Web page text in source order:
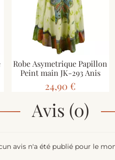
Robe Asymetrique Papillon
Peint main JK-293 Anis
24,90 €
Avis (0)
avis n'a été publié pour le